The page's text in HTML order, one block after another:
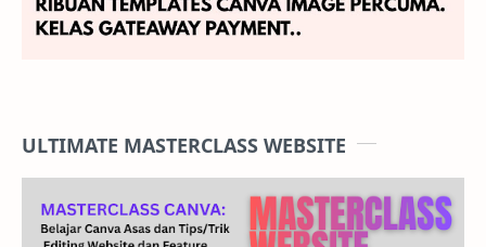
ULTIMATE MASTERCLASS WEBSITE